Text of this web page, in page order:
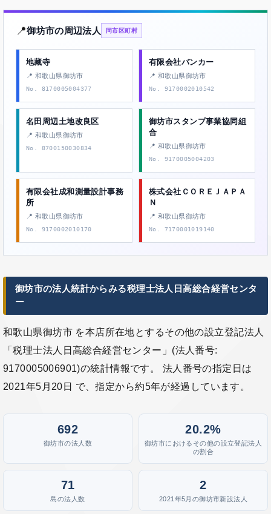
📍御坊市の周辺法人 同市区町村
地藏寺
📍 和歌山県御坊市
No. 8170005004377
有限会社バンカー
📍 和歌山県御坊市
No. 9170002010542
名田周辺土地改良区
📍 和歌山県御坊市
No. 8700150030834
御坊市スタンプ事業協同組
合
📍 和歌山県御坊市
No. 9170005004203
有限会社成和測量設計事務
所
📍 和歌山県御坊市
No. 9170002010170
株式会社ＣＯＲＥＪＡＰＡ
Ｎ
📍 和歌山県御坊市
No. 7170001019140
御坊市の法人統計からみる税理士法人日高総合経営センタ
ー
和歌山県御坊市 を本店所在地とするその他の設立登記法人
「税理士法人日高総合経営センター」(法人番号:
9170005006901)の統計情報です。 法人番号の指定日は
2021年5月20日 で、指定から約5年が経過しています。
692
御坊市の法人数
20.2%
御坊市におけるその他の設立登記法人
の割合
71
島の法人数
2
2021年5月の御坊市新設法人